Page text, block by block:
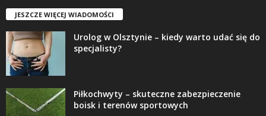
JESZCZE WIĘCEJ WIADOMOŚCI
Urolog w Olsztynie – kiedy warto udać się do
specjalisty?
Piłkochwyty – skuteczne zabezpieczenie
boisk i terenów sportowych